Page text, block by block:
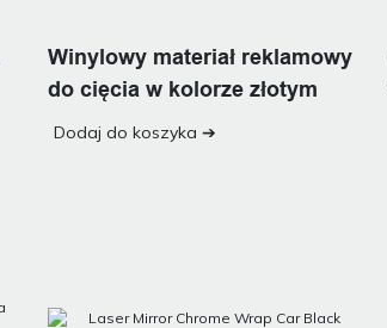
Winylowy materiał reklamowy
do cięcia w kolorze złotym
Dodaj do koszyka ➔